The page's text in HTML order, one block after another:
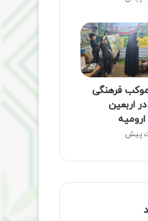
موکب فرهنگی
اربعین